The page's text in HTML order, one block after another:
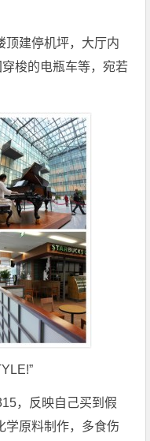
建停机坪，大厅内
梭的电瓶车等，宛若
，反映自己买到假
学原料制作，多食伤